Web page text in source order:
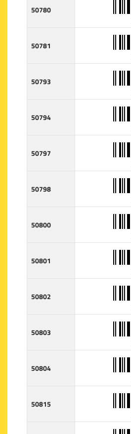
50780
50781
50793
50794
50797
50798
50800
50801
50802
50803
50804
50815